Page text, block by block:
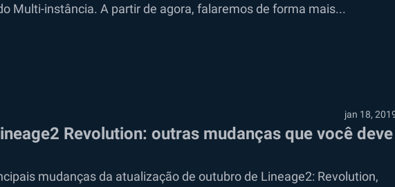
Multi-instância. A partir de agora, falaremos de forma mais...
jan 18,
Revolution: outras mudanças que você deve
mudanças da atualização de outubro de Lineage2: Revolution,